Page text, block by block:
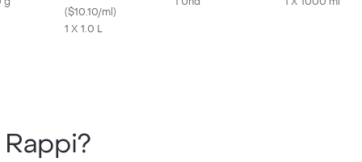
($10.10/ml)
1 X 1.0 L